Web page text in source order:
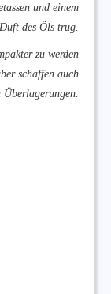
und einem
des Öls trug.
zu werden
schaffen auch